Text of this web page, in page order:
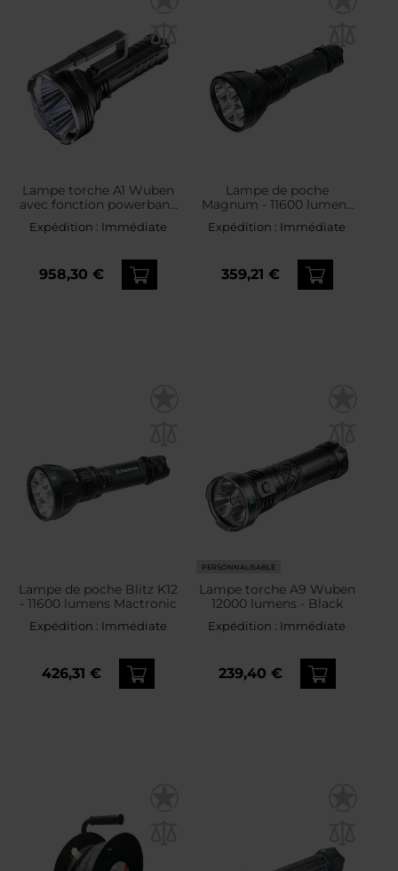
Lampe torche A1 Wuben
avec fonction powerbank
20000 lumens - Black
Expédition : Immédiate
958,30 €
Lampe de poche
Magnum - 11600 lumens
NightSearcher
Expédition : Immédiate
359,21 €
Lampe de poche Blitz K12
- 11600 lumens Mactronic
Expédition : Immédiate
426,31 €
PERSONNALISABLE
Lampe torche A9 Wuben
12000 lumens - Black
Expédition : Immédiate
239,40 €